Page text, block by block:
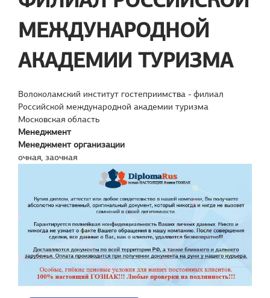
МЕЖДУНАРОДНОЙ
АКАДЕМИИ ТУРИЗМА
Волоколамский институт гостеприимства - филиал
Российской международной академии туризма
Московская область
Менеджмент
Менеджмент организации
очная, заочная